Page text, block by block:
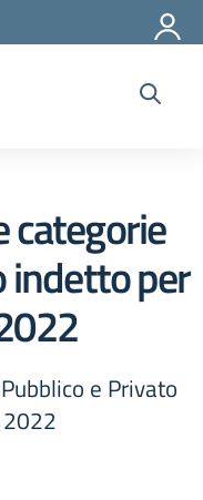
categorie
indetto per
e Privato